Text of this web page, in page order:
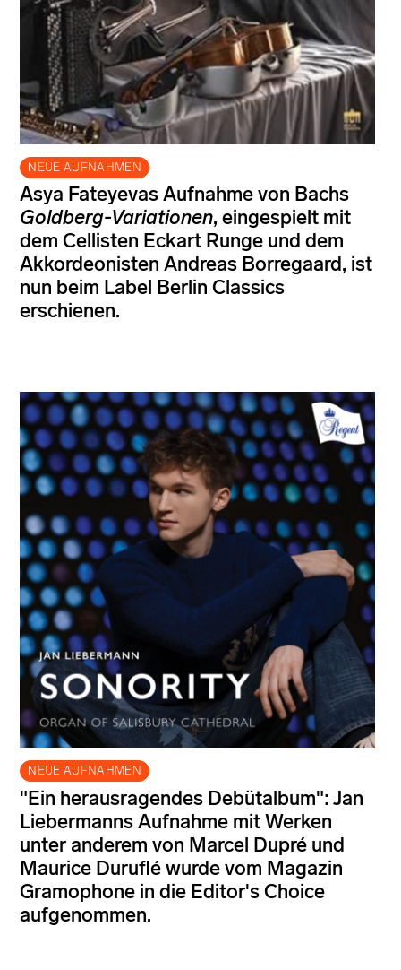
NEUE AUFNAHMEN
Asya Fateyevas Aufnahme von Bachs
Goldberg-Variationen, eingespielt mit
dem Cellisten Eckart Runge und dem
Akkordeonisten Andreas Borregaard, ist
nun beim Label Berlin Classics
erschienen.
NEUE AUFNAHMEN
"Ein herausragendes Debütalbum": Jan
Liebermanns Aufnahme mit Werken
unter anderem von Marcel Dupré und
Maurice Duruflé wurde vom Magazin
Gramophone in die Editor's Choice
aufgenommen.